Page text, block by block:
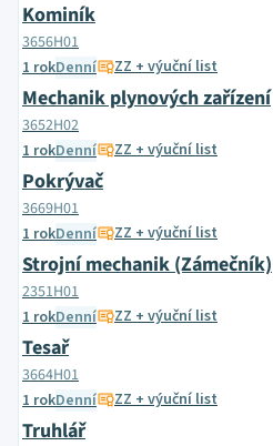
Kominík
3656H01
1 rokDenní ZZ + výuční list
Mechanik plynových zařízení
3652H02
1 rokDenní ZZ + výuční list
Pokrývač
3669H01
1 rokDenní ZZ + výuční list
Strojní mechanik (Zámečník)
2351H01
1 rokDenní ZZ + výuční list
Tesař
3664H01
1 rokDenní ZZ + výuční list
Truhlář